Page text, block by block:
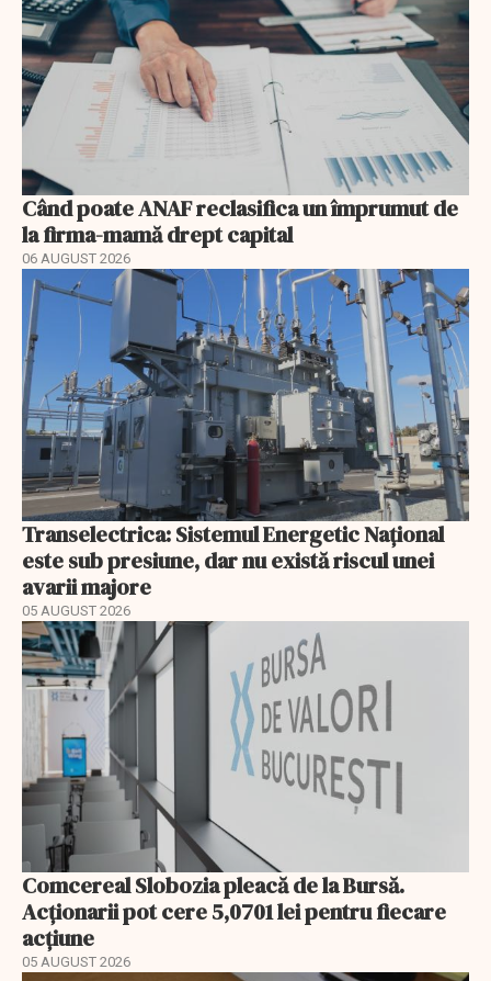
Când poate ANAF reclasifica un împrumut de
la firma-mamă drept capital
06 AUGUST 2026
Transelectrica: Sistemul Energetic Național
este sub presiune, dar nu există riscul unei
avarii majore
05 AUGUST 2026
Comcereal Slobozia pleacă de la Bursă.
Acționarii pot cere 5,0701 lei pentru fiecare
acțiune
05 AUGUST 2026